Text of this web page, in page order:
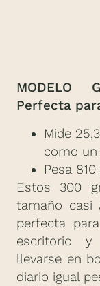
MODELO
Perfecta
Mide
como un
Pesa 810
Estos 300
tamaño casi
perfecta
escritorio
llevarse en
diario igual